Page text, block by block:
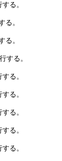
る。
る。
る。
する。
る。
る。
る。
る。
る。